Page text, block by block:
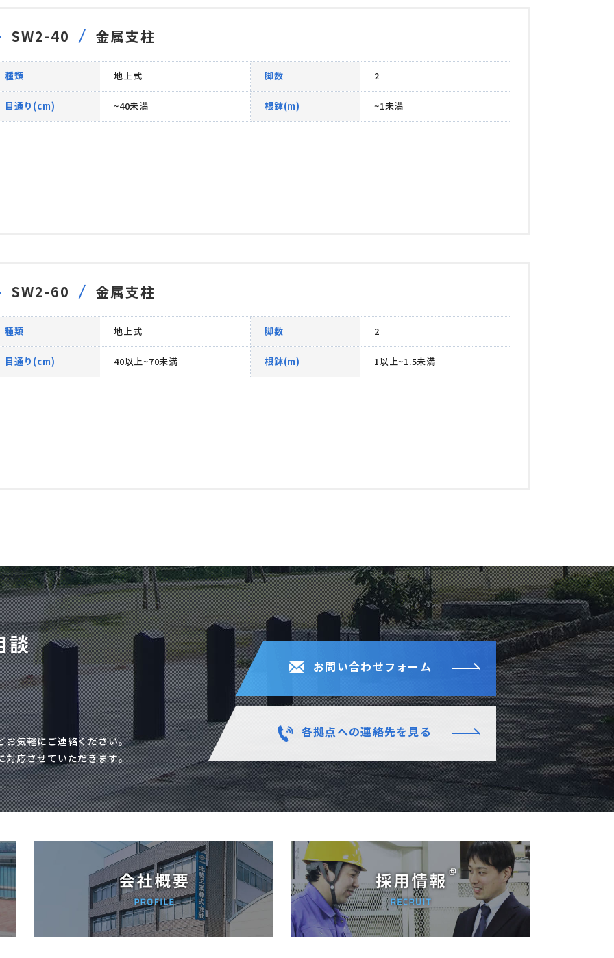
SW2-40 金属支柱
種類 地上式 脚数 2
目通り(cm) ~40未満 根鉢(m) ~1未満
SW2-60 金属支柱
種類 地上式 脚数 2
目通り(cm) 40以上~70未満 根鉢(m) 1以上~1.5未満
談
お気軽にご連絡ください。
対応させていただきます。
お問い合わせフォーム
各拠点への連絡先を見る